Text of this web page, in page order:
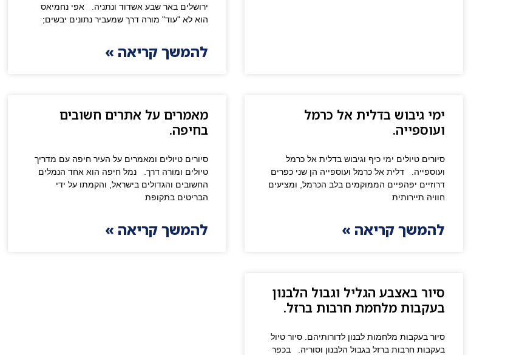
ירושלים באר שבע אשדוד ונתניה. אפי נחמיאס
הוא לא "עוד" מורה דרך שמעביר נתונים יבשים;
להמשך קריאה »
ימי גיבוש בדלית אל כרמל
ועוספייה.
סיורים טיולים ימי כיף וגיבוש בדלית אל כרמל
ועוספייה. דלית אל כרמל ועוספייה הן שני כפרים
דרוזיים יפהפיים הממוקמים בלב הכרמל, ומציעים
חוויה תיירותית
להמשך קריאה »
מאמרים על אתרים חשובים
בחיפה.
סיורים טיולים ומאמרים על העיר חיפה עם מדריך
טיולים ומורה דרך. נמל חיפה הוא אחד הנמלים
החשובים והגדולים בישראל, והקמתו על ידי
הבריטים בתקופת
להמשך קריאה »
סיור באצבע הגליל וגבול הלבנון
בעקבות מלחמת חרבות ברזל.
סיור בעקבות מלחמות לבנון לדורותיהם. סיור טיול
בעקבות חרבות ברזל בגבול הלבנון וסוריה. בכפר